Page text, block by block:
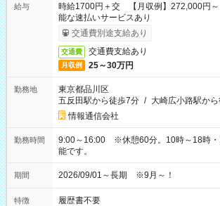
給与
時給1700円＋交 【月収例】272,000円
能な速払いサービスあり
交通費別途支給あり
交通費 交通費支給あり
月収例 25～30万円
勤務地
東京都品川区
五反田駅から徒歩7分 / 大崎広小路駅か
情報通信会社
勤務時間
9:00～16:00 ※休憩60分。10時～18時・
能です。
期間 2026/09/01～長期 ※9月～！
特徴 履歴書不要